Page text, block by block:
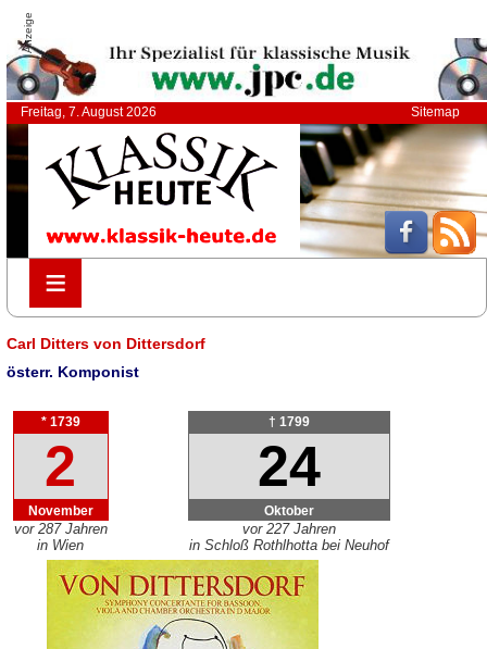
Anzeige
Freitag, 7. August 2026 Sitemap
≡
≡
Carl Ditters von Dittersdorf
österr. Komponist
* 1739
2
November
vor 287 Jahren
in Wien
† 1799
24
Oktober
vor 227 Jahren
in Schloß Rothlhotta bei Neuhof